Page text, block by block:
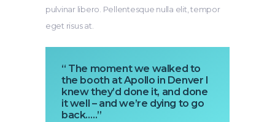
pulvinar libero. Pellentesque nulla elit, tempor
eget risus at.
“ The moment we walked to
the booth at Apollo in Denver I
knew they’d done it, and done
it well – and we’re dying to go
back…..”